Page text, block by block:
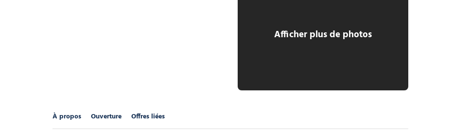
Afficher plus de photos
À propos Ouverture Offres liées